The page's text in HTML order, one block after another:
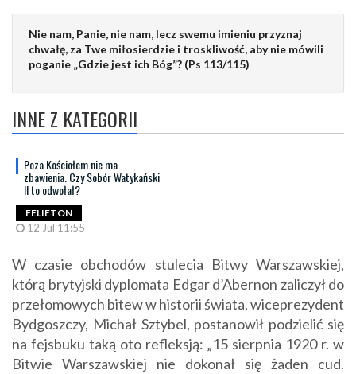
Nie nam, Panie, nie nam, lecz swemu imieniu przyznaj
chwałę, za Twe miłosierdzie i troskliwość, aby nie mówili
poganie „Gdzie jest ich Bóg”? (Ps 113/115)
INNE Z KATEGORII
Poza Kościołem nie ma
zbawienia. Czy Sobór Watykański
II to odwołał?
FELIETON
12 Jul 11:55
W czasie obchodów stulecia Bitwy Warszawskiej,
którą brytyjski dyplomata Edgar d’Abernon zaliczył do
przełomowych bitew w historii świata, wiceprezydent
Bydgoszczy, Michał Sztybel, postanowił podzielić się
na fejsbuku taką oto refleksją: „15 sierpnia 1920 r. w
Bitwie Warszawskiej nie dokonał się żaden cud.